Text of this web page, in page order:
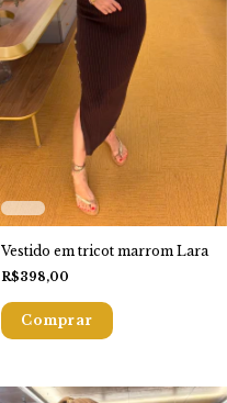
Vestido em tricot marrom Lara
R$398,00